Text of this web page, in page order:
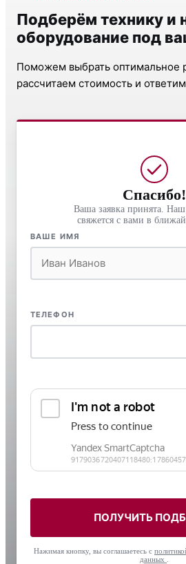
Подберём технику и
оборудование под
Поможем выбрать оптимальное
рассчитаем стоимость и
Спасибо!
Ваша заявка принята. Наш
свяжется с вами в
ВАШЕ ИМЯ
ТЕЛЕФОН
ПОЛУЧИТЬ
Нажимая кнопку, вы соглашаетесь с
данных